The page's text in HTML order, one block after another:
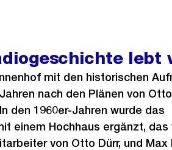
lebt
mit den historischen
nach den Plänen von
den 1960er-Jahren wurde das
einem Hochhaus ergänzt, das
von Otto Dürr, und